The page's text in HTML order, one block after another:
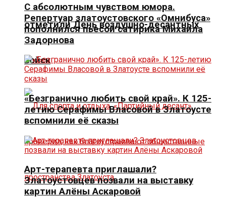
отметили День воздушно-десантных
войск
С абсолютным чувством юмора.
Репертуар златоустовского «Омнибуса»
пополнился пьесой сатирика Михаила
Задорнова
«Безгранично любить свой край». К 125-
летию Серафимы Власовой в Златоусте
вспомнили её сказы
Арт-терапевта приглашали?
Златоустовцев позвали на выставку
картин Алёны Аскаровой